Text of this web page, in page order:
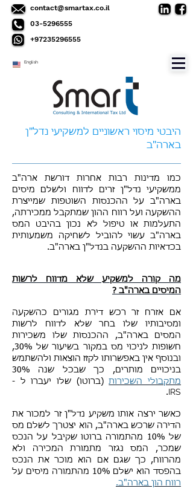
contact@smartax.co.il
03-5296555
+97235296555
English
היבטי מיסוי ראשוניים למשקיעי נדל"ן
בארה"ב
כמו מדינות רבות אחרות דורשת ארה"ב
ממשקיעי נדל"ן זרים לדווח ולשלם מיסים
בארה"ב על ההכנסות השוטפות שמייצרת
ההשקעה ועל רווח ההון שמתקבל ממכירתה,
התעלמות או טיפול לא נכון בהיבט המס
בארה"ב עשוי להוביל לשחיקה משמעותית
בכדאיות ההשקעה בנדל"ן בארה"ב.
מה קורה למשקיע שלא מדווח לרשות
המיסים בארה"ב ?
אם אזרח זר רכש דירת מגורים כהשקעה
ומסיבותיו שלו בחר שלא לדווח לרשות
המסים בארה"ב, ההכנסות שלו משכירות
חשופות לניכוי מס במקור בשיעור של 30%,
ובנוסף אין באפשרותו לקזז הוצאות ולהשתמש
בניכויים מותרים, כך שבכל שנה 30%
מתקבולי השכירות(ברוטו) שלו יעברו ל -
IRS
.
כאשר ירצה אותו משקיע נדל"ן זר למכור את
הדירה שרכש בארה"ב, הוא יצטרך לשלם מס
של 10% מהתמורה ברוטו שקיבל על הנכס
שמכר, המס נגזר מתמורת המכירה ולא
מהרווח, כך שגם אם הוא מוכר את הנכס
בהפסד הוא ישלם 10% מהתמורה מיסים על
רווח הון בארה"ב.